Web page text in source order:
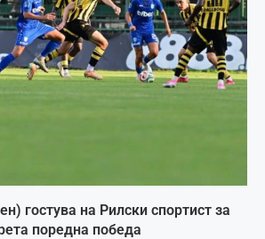
гостува на Рилски спортист за
поредна победа